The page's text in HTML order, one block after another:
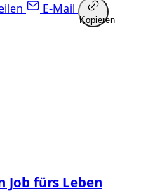
E-Mail
Kopieren
fürs Leben